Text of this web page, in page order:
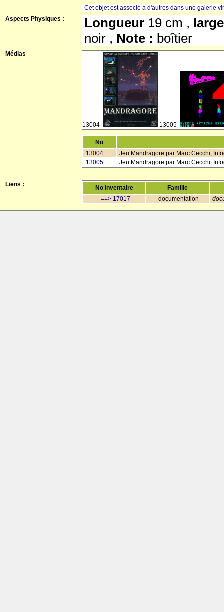
Cet objet est associé à d'autres dans une galerie
Aspects Physiques :
Longueur 19 cm ,
noir , Note : boîtier
Médias
13004 13005
No
13004
Jeu Mandragore par Marc Cecchi,
13005
Jeu Mandragore par Marc Cecchi,
Liens : No inventaire
Famille
==> 17017
documentation